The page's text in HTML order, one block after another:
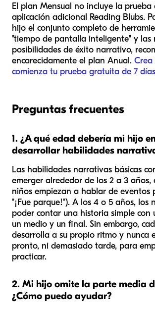
El plan Mensual no incluye la
aplicación adicional Reading Blubs.
hijo el conjunto completo de
"tiempo de pantalla inteligente" y las
posibilidades de éxito narrativo,
encarecidamente el plan Anual. Crea
comienza tu prueba gratuita de 7
Preguntas frecuentes
1. ¿A qué edad debería mi hijo
desarrollar habilidades
Las habilidades narrativas básicas
emerger alrededor de los 2 a 3 años,
niños empiezan a hablar de eventos
"¡Fue parque!"). A los 4 o 5 años, los
poder contar una historia simple con
un medio y un final. Sin embargo,
desarrolla a su propio ritmo y nunca
pronto, ni demasiado tarde, para
practicar.
2. Mi hijo omite la parte media
¿Cómo puedo ayudar?